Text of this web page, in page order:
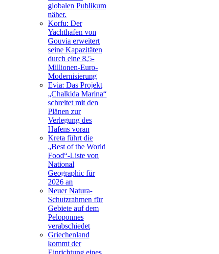
globalen Publikum
näher.
Korfu: Der
Yachthafen von
Gouvia erweitert
seine Kapazitäten
durch eine 8,5-
Millionen-Euro-
Modernisierung
Evia: Das Projekt
„Chalkida Marina“
schreitet mit den
Plänen zur
Verlegung des
Hafens voran
Kreta führt die
„Best of the World
Food“-Liste von
National
Geographic für
2026 an
Neuer Natura-
Schutzrahmen für
Gebiete auf dem
Peloponnes
verabschiedet
Griechenland
kommt der
Einrichtung eines